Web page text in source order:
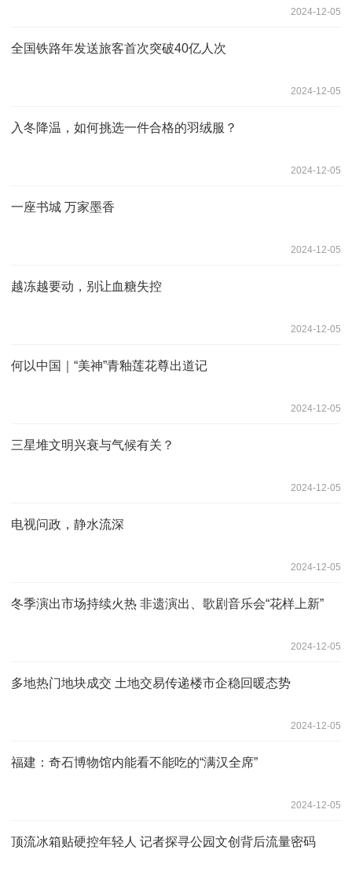
2024-12-05
全国铁路年发送旅客首次突破40亿人次
2024-12-05
入冬降温，如何挑选一件合格的羽绒服？
2024-12-05
一座书城 万家墨香
2024-12-05
越冻越要动，别让血糖失控
2024-12-05
何以中国｜“美神”青釉莲花尊出道记
2024-12-05
三星堆文明兴衰与气候有关？
2024-12-05
电视问政，静水流深
2024-12-05
冬季演出市场持续火热 非遗演出、歌剧音乐会“花样上新”
2024-12-05
多地热门地块成交 土地交易传递楼市企稳回暖态势
2024-12-05
福建：奇石博物馆内能看不能吃的“满汉全席”
2024-12-05
顶流冰箱贴硬控年轻人 记者探寻公园文创背后流量密码